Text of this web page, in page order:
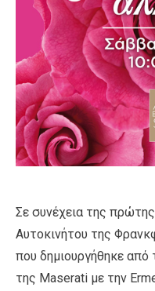
Σε συνέχεια της
Αυτοκινήτου της
που δημιουργήθηκε από
της Maserati με την